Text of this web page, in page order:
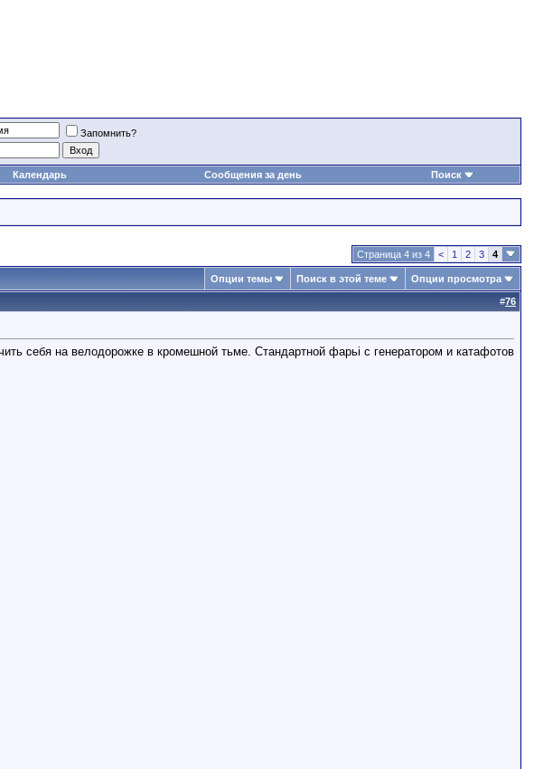
Запомнить?
Календарь Сообщения за день Поиск
Страница 4 из 4 < 1 2 3 4
Опции темы Поиск в этой теме Опции просмотра
#76
себя на велодорожке в кромешной тьме. Стандартной фарьі с генератором и катафотов